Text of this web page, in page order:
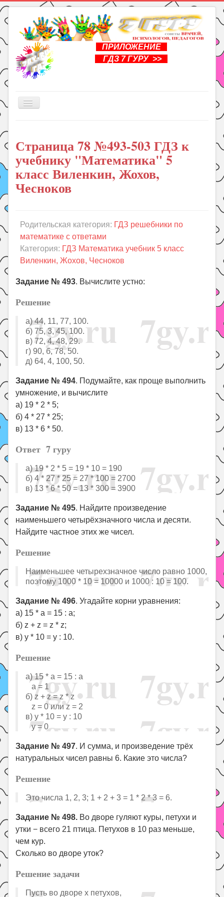
ПРИЛОЖЕНИЕ
ГДЗ 7 ГУРУ >>
Включить/
Книги
Рукоделие
Подготовка к школе
Уроки
Праздники
Психология
Летом!
Поиск
Страница 78 №493-503 ГДЗ к
учебнику "Математика" 5
класс Виленкин, Жохов,
Чесноков
Родительская категория: ГДЗ решебники по
математике с ответами
Категория: ГДЗ Математика учебник 5 класс
Виленкин, Жохов, Чесноков
Задание № 493. Вычислите устно:
Решение
a) 44, 11, 77, 100.
б) 75, 3, 45, 100.
в) 72, 4, 48, 29.
г) 90, б, 78, 50.
д) 64, 4, 100, 50.
Задание № 494. Подумайте, как проще выполнить
умножение, и вычислите
а) 19 * 2 * 5;
б) 4 * 27 * 25;
в) 13 * 6 * 50.
Ответ 7 гуру
a) 19 * 2 * 5 = 19 * 10 = 190
б) 4 * 27 * 25 = 27 * 100 = 2700
в) 13 * 6 * 50 = 13 * 300 = 3900
Задание № 495. Найдите произведение
наименьшего четырёхзначного числа и десяти.
Найдите частное этих же чисел.
Решение
Наименьшее четырехзначное число равно 1000,
поэтому 1000 * 10 = 10000 и 1000 : 10 = 100.
Задание № 496. Угадайте корни уравнения:
а) 15 * a = 15 : a;
б) z + z = z * z;
в) у * 10 = у : 10.
Решение
а) 15 * a = 15 : a
a = 1
б) z + z = z * z
z = 0 или z = 2
в) у * 10 = у : 10
у = 0
Задание № 497. И сумма, и произведение трёх
натуральных чисел равны 6. Какие это числа?
Решение
Это числа 1, 2, 3; 1 + 2 + 3 = 1 * 2 * 3 = 6.
Задание № 498. Во дворе гуляют куры, петухи и
утки − всего 21 птица. Петухов в 10 раз меньше,
чем кур.
Сколько во дворе уток?
Решение задачи
Пусть во дворе х петухов,